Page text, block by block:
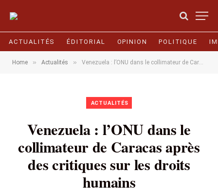
ACTUALITÉS ÉDITORIAL OPINION POLITIQUE
Home » Actualités » Venezuela : l’ONU dans le collimateur de Caracas après des critiques sur les droits humains
ACTUALITÉS
Venezuela : l’ONU dans le
collimateur de Caracas après
des critiques sur les droits
humains